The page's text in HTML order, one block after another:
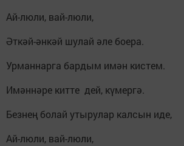
Ай-люли, вай-люли,
Әткәй-әнкәй шулай әле боера.
Урманнарга бардым имән кистем.
Имәннәре китте дей, күмергә.
Безнең болай утырулар калсын иде,
Ай-люли, вай-люли,